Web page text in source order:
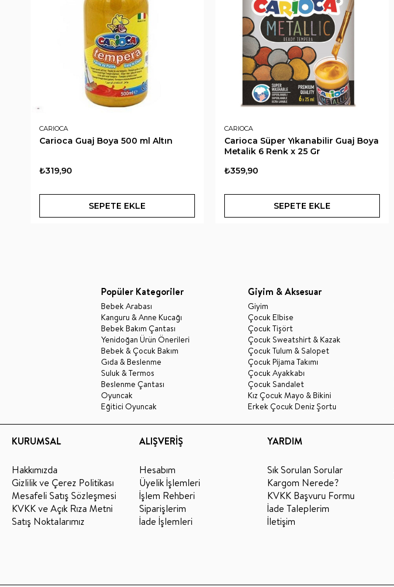
CARIOCA
Carioca Guaj Boya 500 ml Altın
₺319,90
SEPETE EKLE
CARIOCA
Carioca Süper Yıkanabilir Guaj Boya
Metalik 6 Renk x 25 Gr
₺359,90
SEPETE EKLE
Popüler Kategoriler
Bebek Arabası
Kanguru & Anne Kucağı
Bebek Bakım Çantası
Yenidoğan Ürün Önerileri
Bebek & Çocuk Bakım
Gıda & Beslenme
Suluk & Termos
Beslenme Çantası
Oyuncak
Eğitici Oyuncak
Giyim & Aksesuar
Giyim
Çocuk Elbise
Çocuk Tişört
Çocuk Sweatshirt & Kazak
Çocuk Tulum & Salopet
Çocuk Pijama Takımı
Çocuk Ayakkabı
Çocuk Sandalet
Kız Çocuk Mayo & Bikini
Erkek Çocuk Deniz Şortu
KURUMSAL
Hakkımızda
Gizlilik ve Çerez Politikası
Mesafeli Satış Sözleşmesi
KVKK ve Açık Rıza Metni
Satış Noktalarımız
ALIŞVERİŞ
Hesabım
Üyelik İşlemleri
İşlem Rehberi
Siparişlerim
İade İşlemleri
YARDIM
Sık Sorulan Sorular
Kargom Nerede?
KVKK Başvuru Formu
İade Taleplerim
İletişim